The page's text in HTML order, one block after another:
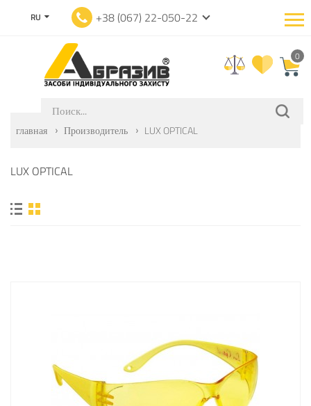
RU +38 (067) 22-050-22
0
главная Производитель LUX OPTICAL
LUX OPTICAL